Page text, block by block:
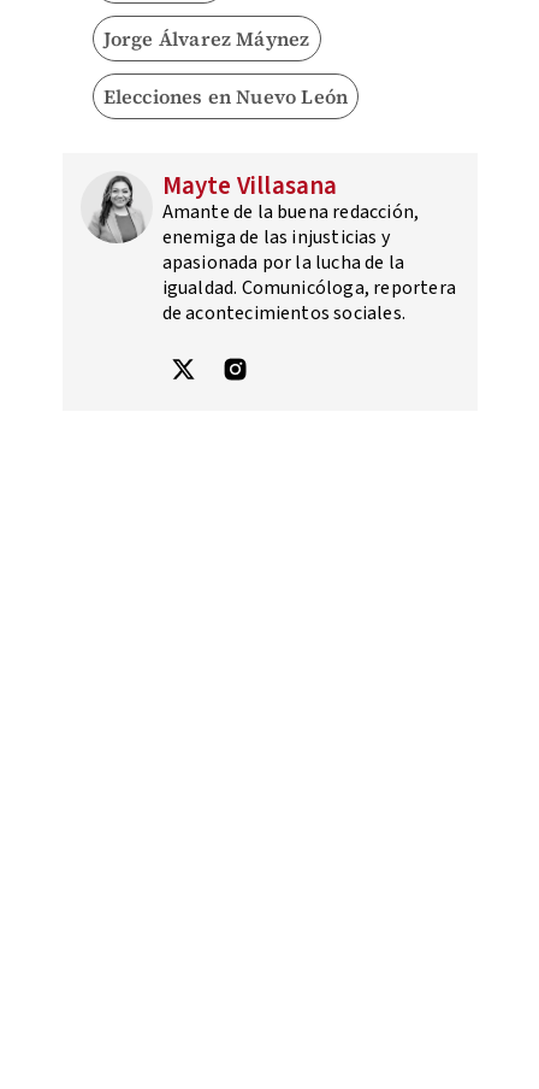
Jorge Álvarez Máynez
Elecciones en Nuevo León
Mayte Villasana
Amante de la buena redacción,
enemiga de las injusticias y
apasionada por la lucha de la
igualdad. Comunicóloga, reportera
de acontecimientos sociales.